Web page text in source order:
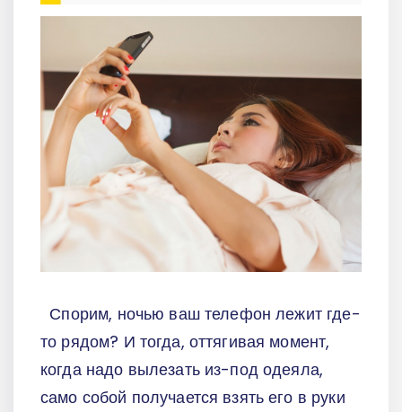
Спорим, ночью ваш телефон лежит где-
то рядом? И тогда, оттягивая момент,
когда надо вылезать из-под одеяла,
само собой получается взять его в руки